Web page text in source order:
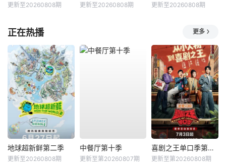
更新至20260808期 更新至20260808期 更新至20260808期
正在热播 更多
地球超新鲜第二季
更新至20260808期
中餐厅第十季
更新至第20260807期
喜剧之王单口季第三季
更新至第20260808期